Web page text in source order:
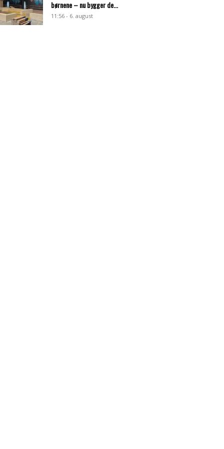
børnene – nu bygger de...
11:56 - 6. august